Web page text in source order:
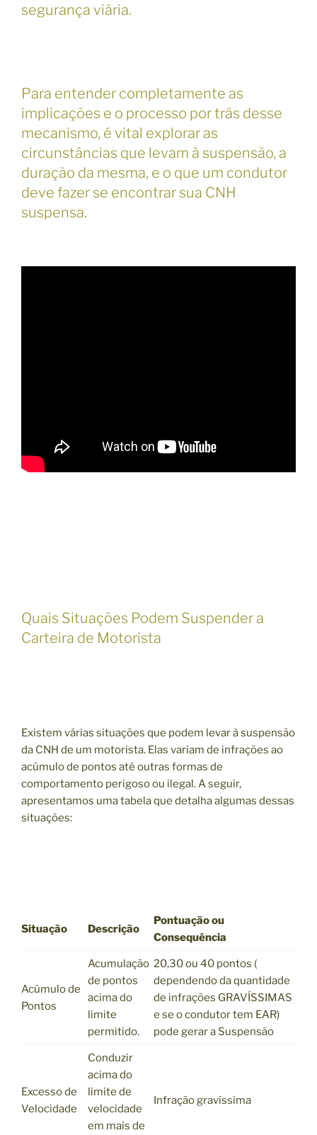
segurança viária.
Para entender completamente as
implicações e o processo por trás desse
mecanismo, é vital explorar as
circunstâncias que levam à suspensão, a
duração da mesma, e o que um condutor
deve fazer se encontrar sua CNH
suspensa.
Quais Situações Podem Suspender a
Carteira de Motorista
Existem várias situações que podem levar à suspensão
da CNH de um motorista. Elas variam de infrações ao
acúmulo de pontos até outras formas de
comportamento perigoso ou ilegal. A seguir,
apresentamos uma tabela que detalha algumas dessas
situações:
Situação Descrição
Pontuação ou
Consequência
Acúmulo de
Pontos
Acumulação
de pontos
acima do
limite
permitido.
20,30 ou 40 pontos (
dependendo da quantidade
de infrações GRAVÍSSIMAS
e se o condutor tem EAR)
pode gerar a Suspensão
Excesso de
Velocidade
Conduzir
acima do
limite de
velocidade
em mais de
Infração gravíssima